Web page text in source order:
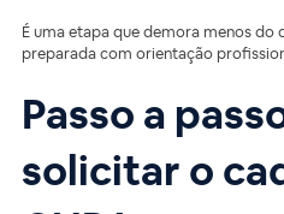
É uma etapa que demora menos do
preparada com orientação
Passo a
solicitar o